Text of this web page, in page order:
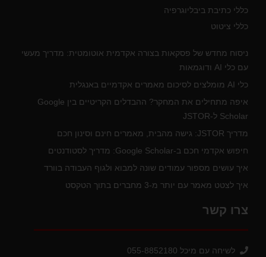
כללי כתיבת ביבליוגרפיה
כללי ציטוט
ניסוח מחדש של פסקאות בצורה אקדמית אוטומטית: מדריך מעשי
עם כלי AI ודוגמאות
כלי AI מומלצים לסיכום מאמרים אקדמיים באנגלית
איפה מתחילים את המחקר? ההבדלים הקריטיים בין Google
Scholar ל-JSTOR
מדריך JSTOR: גישה מהבית, מאמרים חינם וסינון חכם
חיפוש אקדמי חכם ב-Google Scholar: מדריך לסטודנטים
איך עושים מספור עמודים שונה למבוא ולגוף העבודה בוורד
איך לצטט מאמר עם יותר מ-3 מחברים בתוך הטקסט
צרו קשר
לשיחה עם מיכל 055-8852180